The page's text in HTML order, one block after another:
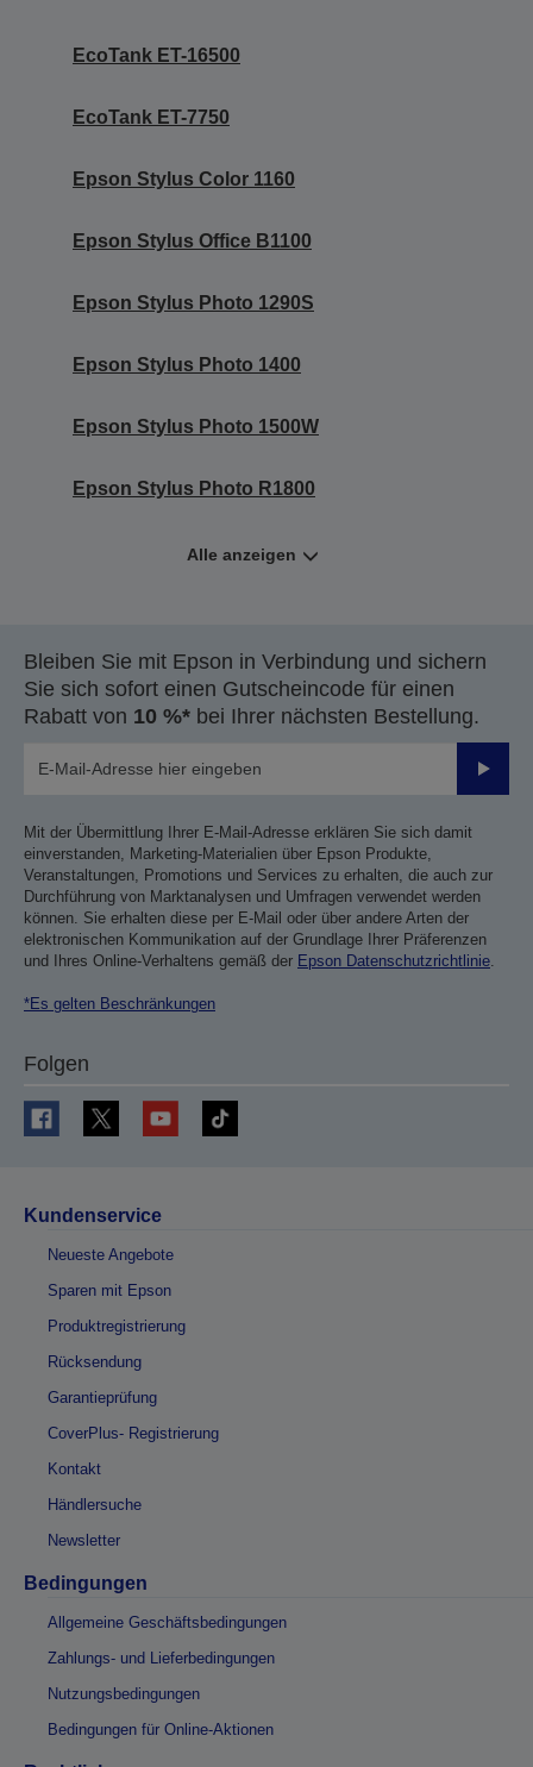
EcoTank ET-16500
EcoTank ET-7750
Epson Stylus Color 1160
Epson Stylus Office B1100
Epson Stylus Photo 1290S
Epson Stylus Photo 1400
Epson Stylus Photo 1500W
Epson Stylus Photo R1800
Alle anzeigen
Bleiben Sie mit Epson in Verbindung und sichern
Sie sich sofort einen Gutscheincode für einen
Rabatt von 10 %* bei Ihrer nächsten Bestellung.
Mit der Übermittlung Ihrer E-Mail-Adresse erklären Sie sich damit
einverstanden, Marketing-Materialien über Epson Produkte,
Veranstaltungen, Promotions und Services zu erhalten, die auch zur
Durchführung von Marktanalysen und Umfragen verwendet werden
können. Sie erhalten diese per E-Mail oder über andere Arten der
elektronischen Kommunikation auf der Grundlage Ihrer Präferenzen
und Ihres Online-Verhaltens gemäß der Epson Datenschutzrichtlinie
*Es gelten Beschränkungen
Folgen
Kundenservice
Neueste Angebote
Sparen mit Epson
Produktregistrierung
Rücksendung
Garantieprüfung
CoverPlus- Registrierung
Kontakt
Händlersuche
Newsletter
Bedingungen
Allgemeine Geschäftsbedingungen
Zahlungs- und Lieferbedingungen
Nutzungsbedingungen
Bedingungen für Online-Aktionen